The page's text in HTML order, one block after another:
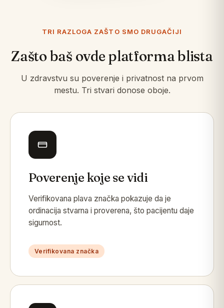
TRI RAZLOGA ZAŠTO SMO DRUGAČIJI
Zašto baš ovde platforma blista
U zdravstvu su poverenje i privatnost na prvom
mestu. Tri stvari donose oboje.
Poverenje koje se vidi
Verifikovana plava značka pokazuje da je
ordinacija stvarna i proverena, što pacijentu daje
sigurnost.
Verifikovana značka